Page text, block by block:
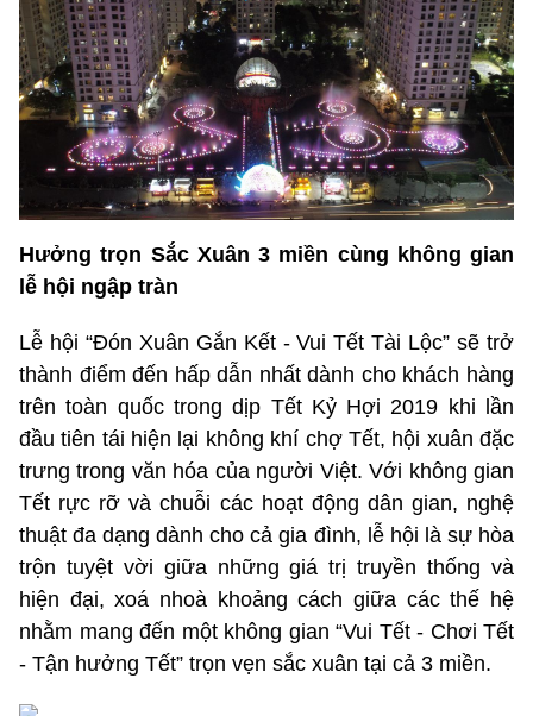
Hưởng trọn Sắc Xuân 3 miền cùng không gian
lễ hội ngập tràn
Lễ hội “Đón Xuân Gắn Kết - Vui Tết Tài Lộc” sẽ trở
thành điểm đến hấp dẫn nhất dành cho khách hàng
trên toàn quốc trong dịp Tết Kỷ Hợi 2019 khi lần
đầu tiên tái hiện lại không khí chợ Tết, hội xuân đặc
trưng trong văn hóa của người Việt. Với không gian
Tết rực rỡ và chuỗi các hoạt động dân gian, nghệ
thuật đa dạng dành cho cả gia đình, lễ hội là sự hòa
trộn tuyệt vời giữa những giá trị truyền thống và
hiện đại, xoá nhoà khoảng cách giữa các thế hệ
nhằm mang đến một không gian “Vui Tết - Chơi Tết
- Tận hưởng Tết” trọn vẹn sắc xuân tại cả 3 miền.